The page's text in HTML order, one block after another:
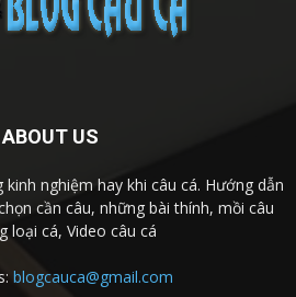
ABOUT US
nghiệm hay khi câu cá. Hướng dẫn
cần câu, những bài thính, mồi câu
loại cá, Video câu cá
blogcauca@gmail.com